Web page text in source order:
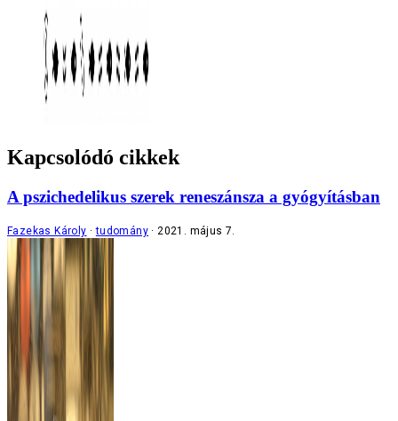
Kapcsolódó cikkek
A pszichedelikus szerek reneszánsza a gyógyításban
Fazekas Károly tudomány 2021. május 7.